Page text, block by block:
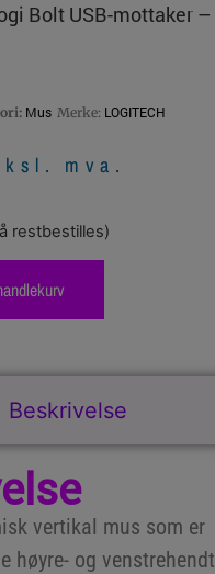
Bolt USB-mottaker –
Mus Merke: LOGITECH
mva.
restbestilles)
Beskrivelse
vertikal mus som er
høyre- og venstrehendt